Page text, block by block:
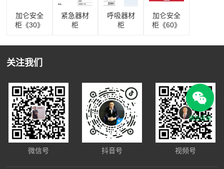
加仑安全
柜《30》
紧急器材
柜
呼吸器材
柜
加仑安全
柜《60》
关注我们
微信号 抖音号 视频号
微信咨询